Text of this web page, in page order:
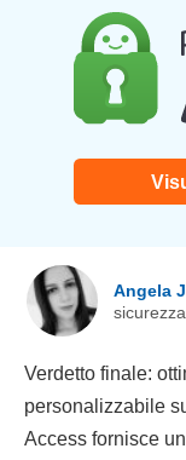
Angela
Verdetto finale:
personalizzabile
Access fornisce